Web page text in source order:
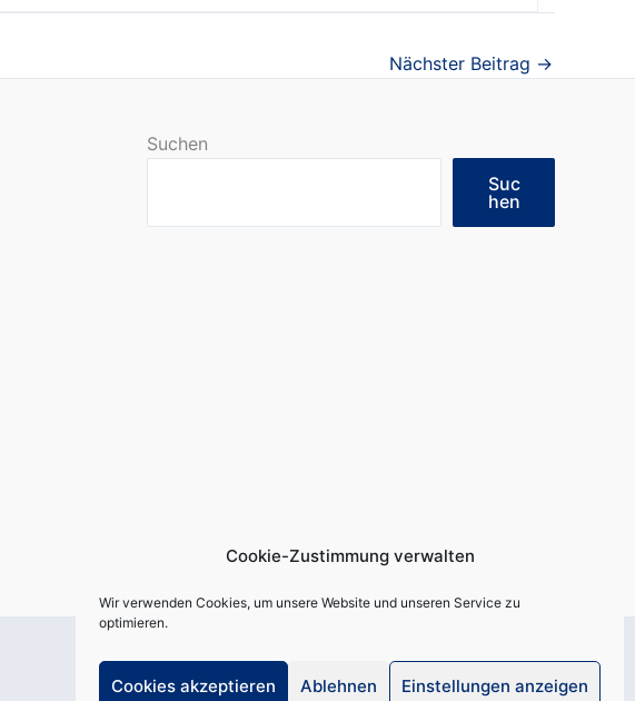
Cookie-Zustimmung verwalten
Wir verwenden Cookies, um unsere Website und unseren Service zu
optimieren.
Cookies akzeptieren Ablehnen Einstellungen anzeigen
Nächster Beitrag →
Suchen
Suc
hen